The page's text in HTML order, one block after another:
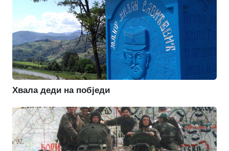
Хвала деди на побједи